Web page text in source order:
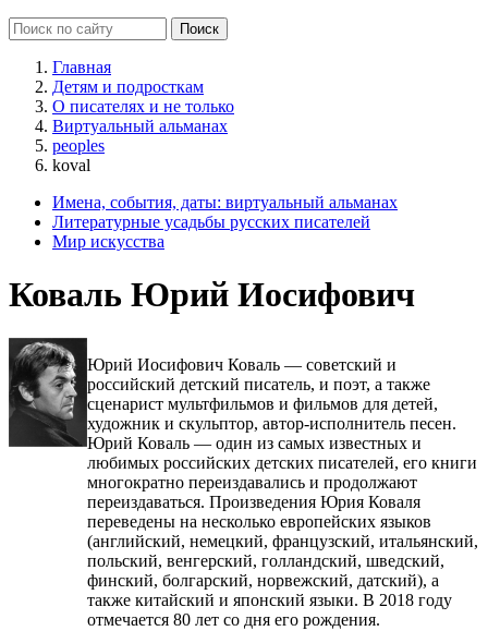
Главная
Детям и подросткам
О писателях и не только
Виртуальный альманах
peoples
koval
Имена, события, даты: виртуальный альманах
Литературные усадьбы русских писателей
Мир искусства
Коваль Юрий Иосифович
Юрий Иосифович Коваль — советский и
российский детский писатель, и поэт, а также
сценарист мультфильмов и фильмов для детей,
художник и скульптор, автор-исполнитель песен.
Юрий Коваль — один из самых известных и
любимых российских детских писателей, его книги
многократно переиздавались и продолжают
переиздаваться. Произведения Юрия Коваля
переведены на несколько европейских языков
(английский, немецкий, французский, итальянский,
польский, венгерский, голландский, шведский,
финский, болгарский, норвежский, датский), а
также китайский и японский языки. В 2018 году
отмечается 80 лет со дня его рождения.